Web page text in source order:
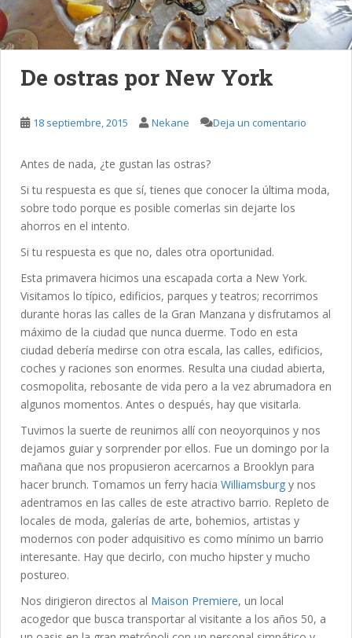
De ostras por New York
18 septiembre, 2015 Nekane Deja un comentario
Antes de nada, ¿te gustan las ostras?
Si tu respuesta es que sí, tienes que conocer la última moda,
sobre todo porque es posible comerlas sin dejarte los
ahorros en el intento.
Si tu respuesta es que no, dales otra oportunidad.
Esta primavera hicimos una escapada corta a New York.
Visitamos lo típico, edificios, parques y teatros; recorrimos
durante horas las calles de la Gran Manzana y disfrutamos al
máximo de la ciudad que nunca duerme. Todo en esta
ciudad debería medirse con otra escala, las calles, edificios,
coches y raciones son enormes. Resulta una ciudad abierta,
cosmopolita, rebosante de vida pero a la vez abrumadora en
algunos momentos. Antes o después, hay que visitarla.
Tuvimos la suerte de reunirnos allí con neoyorquinos y nos
dejamos guiar y sorprender por ellos. Fue un domingo por la
mañana que nos propusieron acercarnos a Brooklyn para
hacer brunch. Tomamos un ferry hacia Williamsburg y nos
adentramos en las calles de este atractivo barrio. Repleto de
locales de moda, galerías de arte, bohemios, artistas y
modernos con poder adquisitivo es como mínimo un barrio
interesante. Hay que decirlo, con mucho hipster y mucho
postureo.
Nos dirigieron directos al Maison Premiere, un local
acogedor que busca transportar al visitante a los años 50, a